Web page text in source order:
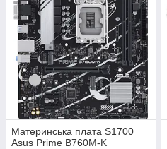
Материнська плата S1700
Asus Prime B760M-K